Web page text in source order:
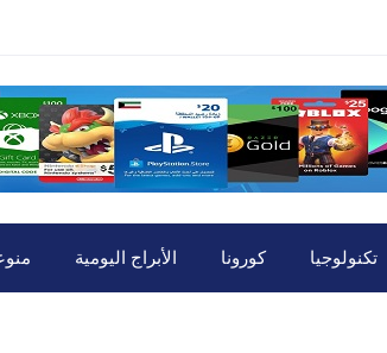
تكنولوجيا كورونا الأبراج اليومية